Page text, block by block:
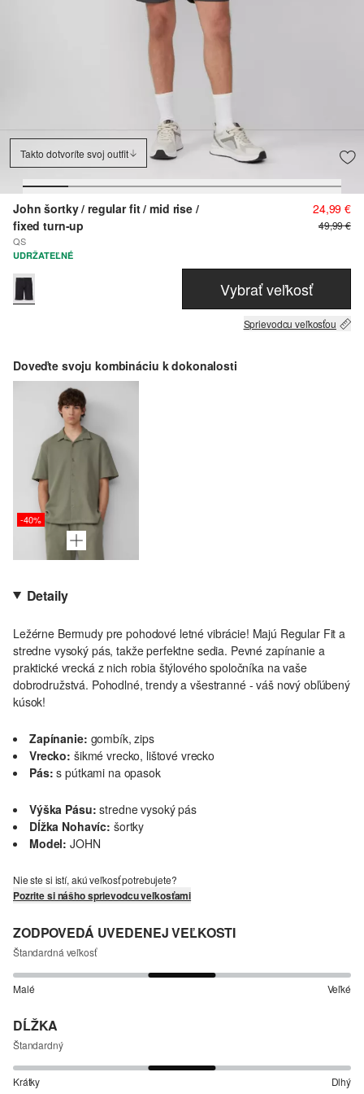
Takto dotvoríte svoj outfit
John šortky / regular fit / mid rise /
fixed turn-up
QS
24,99 €
49,99 €
UDRŽATEĽNÉ
Vybrať veľkosť
Sprievodcu veľkosťou
Doveďte svoju kombináciu k dokonalosti
-40%
Detaily
Ležérne Bermudy pre pohodové letné vibrácie! Majú Regular Fit a
stredne vysoký pás, takže perfektne sedia. Pevné zapínanie a
praktické vrecká z nich robia štýlového spoločníka na vaše
dobrodružstvá. Pohodlné, trendy a všestranné - váš nový obľúbený
kúsok!
Zapínanie: gombík, zips
Vrecko: šikmé vrecko, lištové vrecko
Pás: s pútkami na opasok
Výška Pásu: stredne vysoký pás
Dĺžka Nohavíc: šortky
Model: JOHN
Nie ste si istí, akú veľkosť potrebujete?
Pozrite si nášho sprievodcu veľkosťami
ZODPOVEDÁ UVEDENEJ VEĽKOSTI
Štandardná veľkosť
Malé Veľké
DĹŽKA
Štandardný
Krátky Dlhý